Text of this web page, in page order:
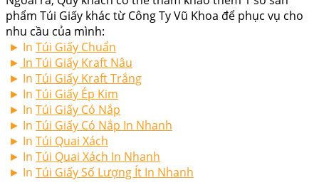
phẩm Túi Giấy khác từ Công Ty Vũ Khoa để phục vụ cho
nhu cầu của mình:
► In Túi Giấy Chuẩn
► In Túi Giấy Kraft Nâu
► In Túi Giấy Kraft Trắng
► In Túi Giấy Ép Kim
► In Túi Giấy Có Nắp
► In Túi Giấy Có Nắp In Nhanh
► In Túi Quai Xách
► In Túi Quai Xách In Nhanh
► In Túi Giấy Số Lượng Ít In Nhanh